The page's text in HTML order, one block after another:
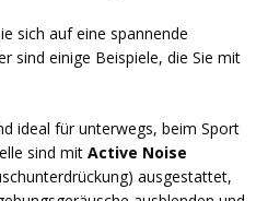
sich auf eine spannende
sind einige Beispiele, die Sie mit
ideal für unterwegs, beim Sport
sind mit Active Noise
ausgestattet,